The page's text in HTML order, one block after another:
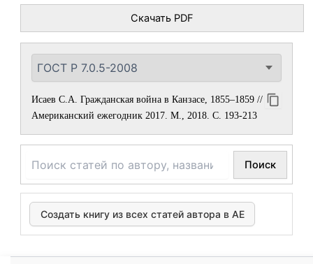
Скачать PDF
Исаев С.А. Гражданская война в Канзасе, 1855–1859 //
Американский ежегодник 2017. М., 2018. С. 193-213
Поиск
Создать книгу из всех статей автора в АЕ